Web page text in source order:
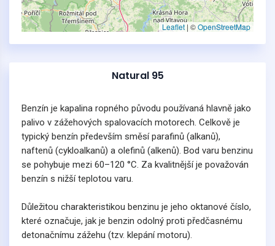
Leaflet | ©OpenStreetMap
Natural 95
Benzín je kapalina ropného původu používaná hlavně jako
palivo v zážehových spalovacích motorech. Celkově je
typický benzín především směsí parafinů (alkanů),
naftenů (cykloalkanů) a olefinů (alkenů). Bod varu benzinu
se pohybuje mezi 60–120 °C. Za kvalitnější je považován
benzín s nižší teplotou varu.
Důležitou charakteristikou benzinu je jeho oktanové číslo,
které označuje, jak je benzin odolný proti předčasnému
detonačnímu zážehu (tzv. klepání motoru).